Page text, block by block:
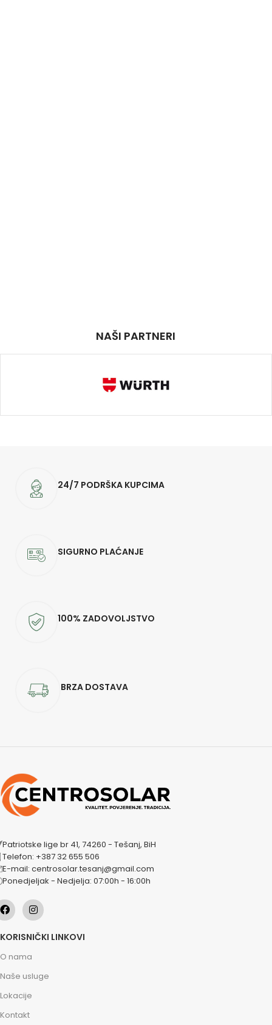
NAŠI PARTNERI
24/7 PODRŠKA KUPCIMA
SIGURNO PLAĆANJE
100% ZADOVOLJSTVO
BRZA DOSTAVA
Patriotske lige br 41, 74260 - Tešanj, BiH
Telefon: +387 32 655 506
E-mail: centrosolar.tesanj@gmail.com
Ponedjeljak - Nedjelja: 07:00h - 16:00h
KORISNIČKI LINKOVI
O nama
Naše usluge
Lokacije
Kontakt